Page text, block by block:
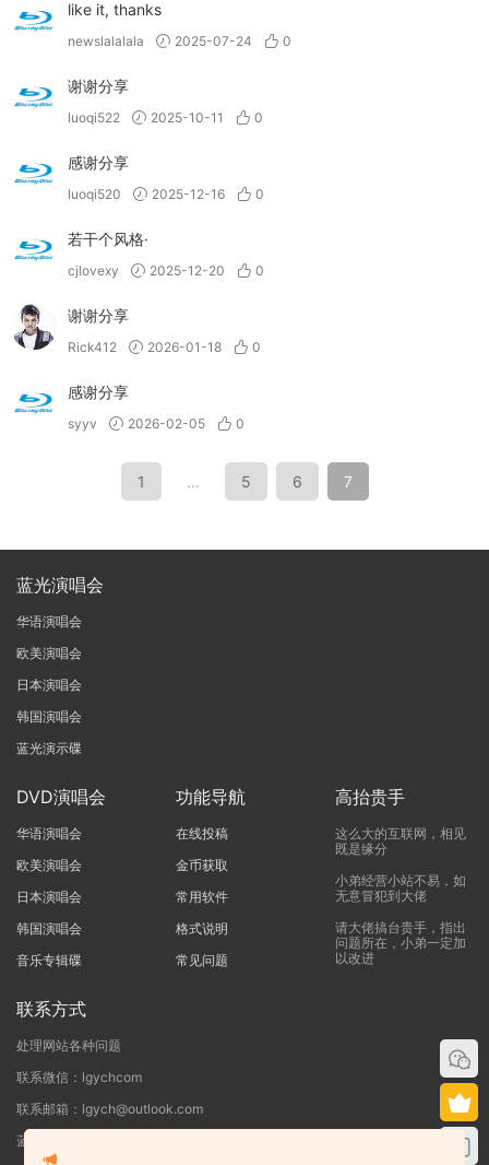
like it, thanks
newslalalala 2025-07-24 0
谢谢分享
luoqi522 2025-10-11 0
感谢分享
luoqi520 2025-12-16 0
若干个风格·
cjlovexy 2025-12-20 0
谢谢分享
Rick412 2026-01-18 0
感谢分享
syyv 2026-02-05 0
1 … 5 6 7
蓝光演唱会
华语演唱会
欧美演唱会
日本演唱会
韩国演唱会
蓝光演示碟
DVD演唱会
华语演唱会
欧美演唱会
日本演唱会
韩国演唱会
音乐专辑碟
功能导航
在线投稿
金币获取
常用软件
格式说明
常见问题
高抬贵手
这么大的互联网，相见
既是缘分
小弟经营小站不易，如
无意冒犯到大佬
请大佬搞台贵手，指出
问题所在，小弟一定加
以改进
联系方式
处理网站各种问题
联系微信：lgychcom
联系邮箱：lgych@outlook.com
蓝光演唱会网 - 专注于ISO和BDMV蓝光演唱会下载服务